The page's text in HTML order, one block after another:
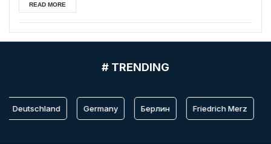
READ MORE
# TRENDING
Deutschland Germany Берлин Friedrich Merz